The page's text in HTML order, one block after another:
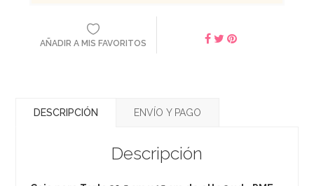
AÑADIR A MIS FAVORITOS
DESCRIPCIÓN ENVÍO Y PAGO
Descripción